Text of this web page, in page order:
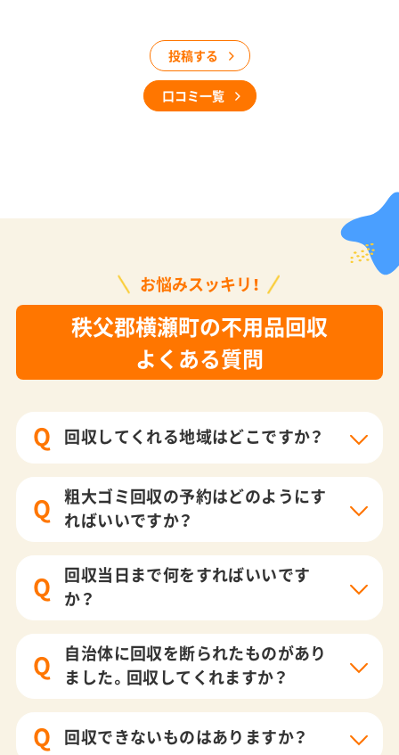
投稿する
口コミ一覧
お悩みスッキリ！
秩父郡横瀬町の不用品回収
よくある質問
Q 回収してくれる地域はどこですか？
Q
粗大ゴミ回収の予約はどのようにす
ればいいですか？
Q
回収当日まで何をすればいいです
か？
Q
自治体に回収を断られたものがあり
ました。回収してくれますか？
Q 回収できないものはありますか？